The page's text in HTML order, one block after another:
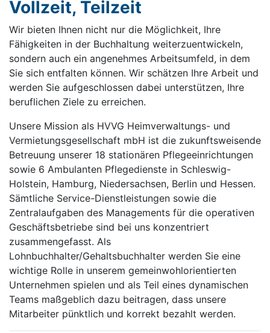
Vollzeit, Teilzeit
Wir bieten Ihnen nicht nur die Möglichkeit, Ihre
Fähigkeiten in der Buchhaltung weiterzuentwickeln,
sondern auch ein angenehmes Arbeitsumfeld, in dem
Sie sich entfalten können. Wir schätzen Ihre Arbeit und
werden Sie aufgeschlossen dabei unterstützen, Ihre
beruflichen Ziele zu erreichen.
Unsere Mission als HVVG Heimverwaltungs- und
Vermietungsgesellschaft mbH ist die zukunftsweisende
Betreuung unserer 18 stationären Pflegeeinrichtungen
sowie 6 Ambulanten Pflegedienste in Schleswig-
Holstein, Hamburg, Niedersachsen, Berlin und Hessen.
Sämtliche Service-Dienstleistungen sowie die
Zentralaufgaben des Managements für die operativen
Geschäftsbetriebe sind bei uns konzentriert
zusammengefasst. Als
Lohnbuchhalter/Gehaltsbuchhalter werden Sie eine
wichtige Rolle in unserem gemeinwohlorientierten
Unternehmen spielen und als Teil eines dynamischen
Teams maßgeblich dazu beitragen, dass unsere
Mitarbeiter pünktlich und korrekt bezahlt werden.